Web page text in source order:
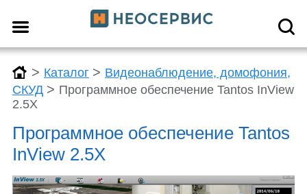
> Каталог > Видеонаблюдение, домофония,
СКУД > Программное обеспечение Tantos InView
2.5X
Программное обеспечение Tantos
InView 2.5X